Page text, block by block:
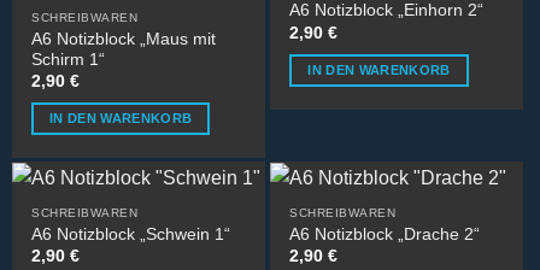
SCHREIBWAREN
A6 Notizblock „Maus mit
Schirm 1“
2,90€
IN DEN WARENKORB
A6 Notizblock „Einhorn 2“
2,90€
IN DEN WARENKORB
SCHREIBWAREN
A6 Notizblock „Schwein 1“
2,90€
SCHREIBWAREN
A6 Notizblock „Drache 2“
2,90€